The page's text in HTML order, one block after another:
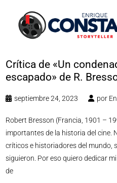
Crítica de «Un
escapado» de R.
septiembre 24, 2023 por
Robert Bresson (Francia, 1901 –
importantes de la historia del cine.
críticos e historiadores del mundo,
siguieron. Por eso quiero dedicar
de